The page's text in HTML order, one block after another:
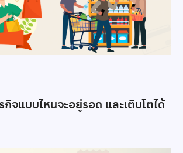
จแบบไหนจะอยู่รอด และเติบโตได้